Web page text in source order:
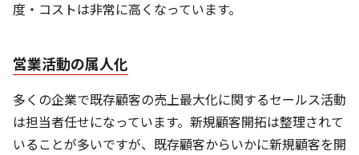
度・コストは非常に高くなっています。
営業活動の属人化
多くの企業で既存顧客の売上最大化に関するセールス活動
は担当者任せになっています。新規顧客開拓は整理されて
いることが多いですが、既存顧客からいかに新規顧客を開